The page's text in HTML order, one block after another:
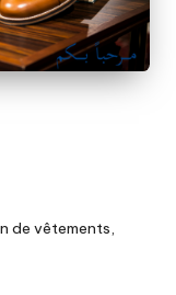
de vêtements,